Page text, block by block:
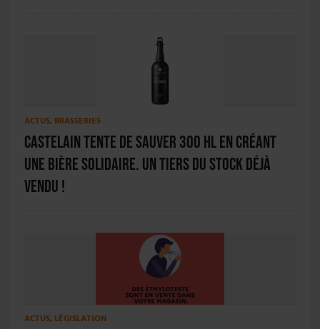
ACTUS, BRASSERIES
Castelain tente de sauver 300 HL en créant
une bière solidaire. Un tiers du stock déjà
vendu !
ACTUS, LÉGISLATION